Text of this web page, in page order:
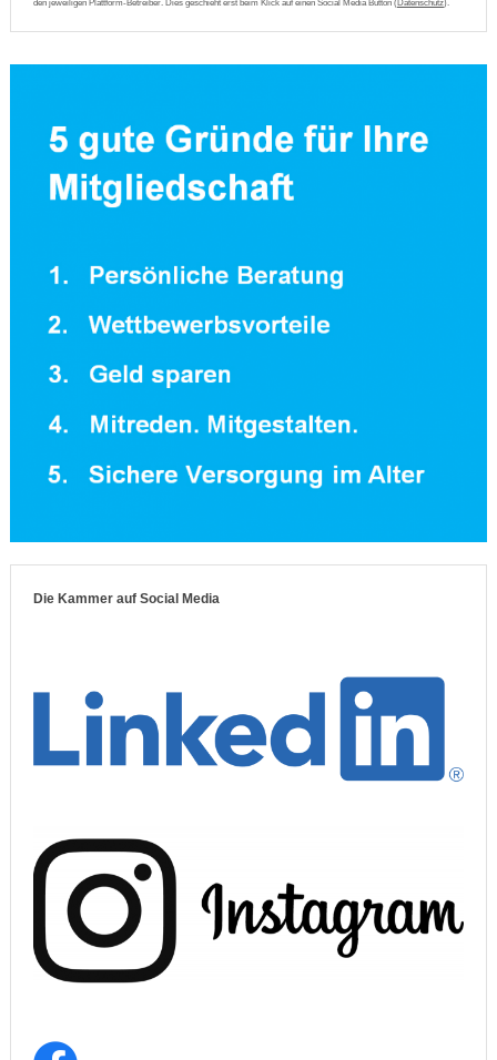
den jeweiligen Plattform-Betreiber. Dies geschieht erst beim Klick auf einen Social Media Button ( Datenschutz).
Die Kammer auf Social Media